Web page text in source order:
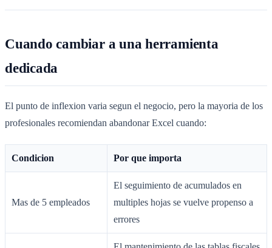
Cuando cambiar a una herramienta
dedicada
El punto de inflexion varia segun el negocio, pero la mayoria de los
profesionales recomiendan abandonar Excel cuando:
Condicion Por que importa
Mas de 5 empleados
El seguimiento de acumulados en
multiples hojas se vuelve propenso a
errores